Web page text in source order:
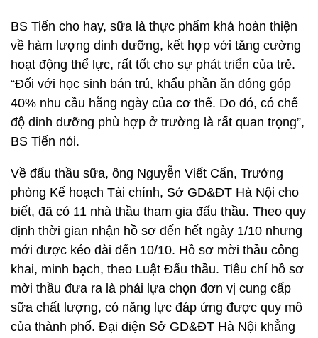
BS Tiến cho hay, sữa là thực phẩm khá hoàn thiện
về hàm lượng dinh dưỡng, kết hợp với tăng cường
hoạt động thể lực, rất tốt cho sự phát triển của trẻ.
“Đối với học sinh bán trú, khẩu phần ăn đóng góp
40% nhu cầu hằng ngày của cơ thể. Do đó, có chế
độ dinh dưỡng phù hợp ở trường là rất quan trọng”,
BS Tiến nói.
Về đấu thầu sữa, ông Nguyễn Viết Cẩn, Trưởng
phòng Kế hoạch Tài chính, Sở GD&ĐT Hà Nội cho
biết, đã có 11 nhà thầu tham gia đấu thầu. Theo quy
định thời gian nhận hồ sơ đến hết ngày 1/10 nhưng
mới được kéo dài đến 10/10. Hồ sơ mời thầu công
khai, minh bạch, theo Luật Đấu thầu. Tiêu chí hồ sơ
mời thầu đưa ra là phải lựa chọn đơn vị cung cấp
sữa chất lượng, có năng lực đáp ứng được quy mô
của thành phố. Đại diện Sở GD&ĐT Hà Nội khẳng